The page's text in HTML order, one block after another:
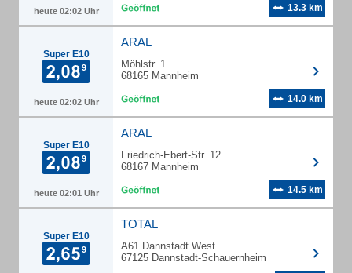
heute 02:02 Uhr 13.3 km
Super E10
heute 02:02 Uhr
ARAL
Möhlstr. 1
68165 Mannheim
14.0 km
Super E10
heute 02:01 Uhr
ARAL
Friedrich-Ebert-Str. 12
68167 Mannheim
14.5 km
Super E10
TOTAL
A61 Dannstadt West
67125 Dannstadt-Schauernheim